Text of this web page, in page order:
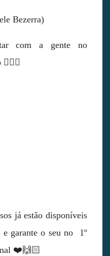
Bezerra)
com a gente no
já estão disponíveis
garante o seu no 1º
❤️🙌🏻